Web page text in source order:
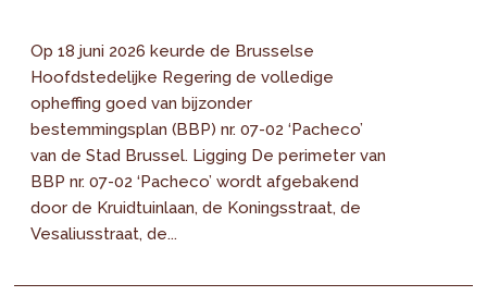
Op 18 juni 2026 keurde de Brusselse
Hoofdstedelijke Regering de volledige
opheffing goed van bijzonder
bestemmingsplan (BBP) nr. 07-02 ‘Pacheco’
van de Stad Brussel. Ligging De perimeter van
BBP nr. 07-02 ‘Pacheco’ wordt afgebakend
door de Kruidtuinlaan, de Koningsstraat, de
Vesaliusstraat, de...